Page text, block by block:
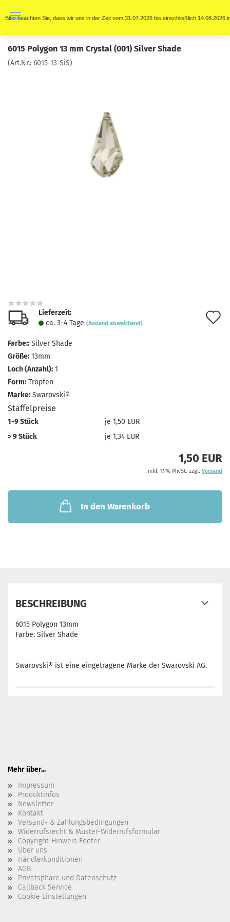
Bitte beachten Sie, dass wir uns in der Zeit vom 31.07.2026 bis einschließlich
6015 Polygon 13 mm Crystal (001) Silver Shade
(Art.Nr.: 6015-13-SiS)
Lieferzeit:
ca. 3-4 Tage (Ausland abweichend)
Farbe:: Silver Shade
Größe: 13mm
Loch (Anzahl): 1
Form: Tropfen
Marke: Swarovski®
Staffelpreise
1-9 Stück
je 1,50 EUR
> 9 Stück
je 1,34 EUR
1,50 EUR
inkl. 19% MwSt. zzgl. Versand
In den Warenkorb
BESCHREIBUNG
6015 Polygon 13mm
Farbe: Silver Shade
Swarovski® ist eine eingetragene Marke der Swarovski AG.
Mehr über...
Impressum
Produktinfos
Newsletter
Kontakt
Versand- & Zahlungsbedingungen
Widerrufsrecht & Muster-Widerrufsformular
Copyright-Hinweis Footer
Über uns
Händlerkonditionen
AGB
Privatsphäre und Datenschutz
Callback Service
Cookie Einstellungen